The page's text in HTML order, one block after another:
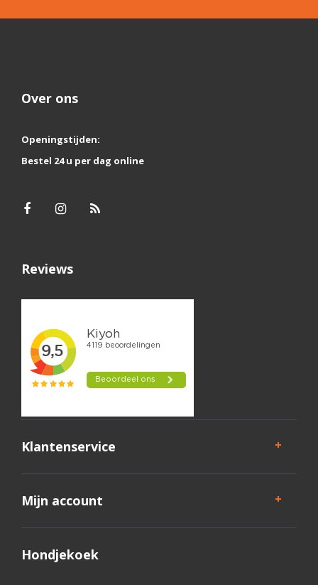
Over ons
Openingstijden:
Bestel 24 u per dag online
Reviews
Klantenservice
Mijn account
Hondjekoek